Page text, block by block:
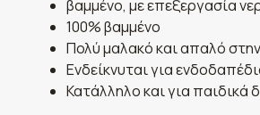
βαμμένο, με επεξεργασία
100% βαμμένο
Πολύ μαλακό και απαλό
Ενδείκνυται για
Κατάλληλο και για παιδικά